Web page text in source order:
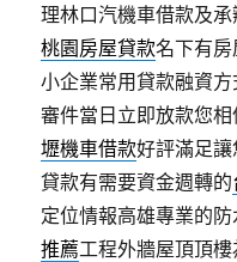
理林口汽機車借款及
桃園房屋貸款名下有
小企業常用貸款融資方
審件當日立即放款您
壢機車借款好評滿足
貸款有需要資金週轉的
定位情報高雄專業的
推薦工程外牆屋頂頂